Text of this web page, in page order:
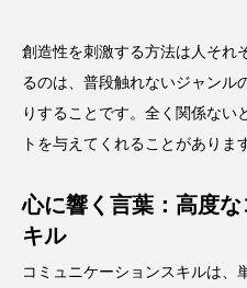
創造性を刺激する方法は人それ
るのは、普段触れないジャンル
りすることです。全く関係ない
トを与えてくれることがありま
心に響く言葉：高度
キル
コミュニケーションスキルは、